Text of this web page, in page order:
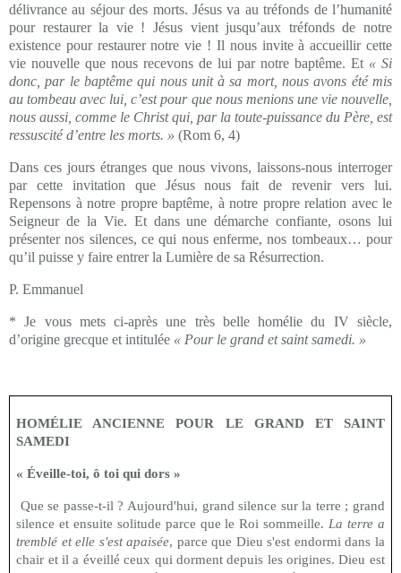
délivrance au séjour des morts. Jésus va au tréfonds de l’humanité
pour restaurer la vie ! Jésus vient jusqu’aux tréfonds de notre
existence pour restaurer notre vie ! Il nous invite à accueillir cette
vie nouvelle que nous recevons de lui par notre baptême. Et « Si
donc, par le baptême qui nous unit à sa mort, nous avons été mis
au tombeau avec lui, c’est pour que nous menions une vie nouvelle,
nous aussi, comme le Christ qui, par la toute-puissance du Père, est
ressuscité d’entre les morts. » (Rom 6, 4)
Dans ces jours étranges que nous vivons, laissons-nous interroger
par cette invitation que Jésus nous fait de revenir vers lui.
Repensons à notre propre baptême, à notre propre relation avec le
Seigneur de la Vie. Et dans une démarche confiante, osons lui
présenter nos silences, ce qui nous enferme, nos tombeaux… pour
qu’il puisse y faire entrer la Lumière de sa Résurrection.
P. Emmanuel
* Je vous mets ci-après une très belle homélie du IV siècle,
d’origine grecque et intitulée « Pour le grand et saint samedi. »
HOMÉLIE ANCIENNE POUR LE GRAND ET SAINT
SAMEDI
« Éveille-toi, ô toi qui dors »
Que se passe-t-il ? Aujourd'hui, grand silence sur la terre ; grand
silence et ensuite solitude parce que le Roi sommeille. La terre a
tremblé et elle s'est apaisée, parce que Dieu s'est endormi dans la
chair et il a éveillé ceux qui dorment depuis les origines. Dieu est